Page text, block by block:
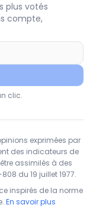
plus votés
compte,
clic.
exprimées par
des indicateurs de
assimilés à des
du 19 juillet 1977.
inspirés de la norme
En savoir plus